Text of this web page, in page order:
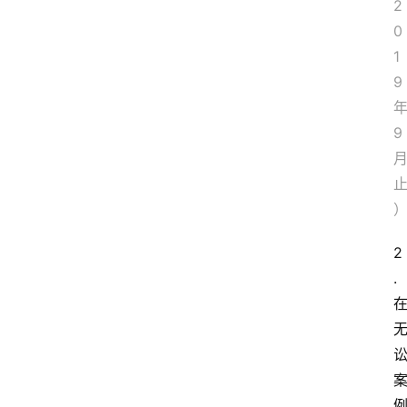
2
0
1
9
年
9
月
止
）
2
.
在
无
讼
案